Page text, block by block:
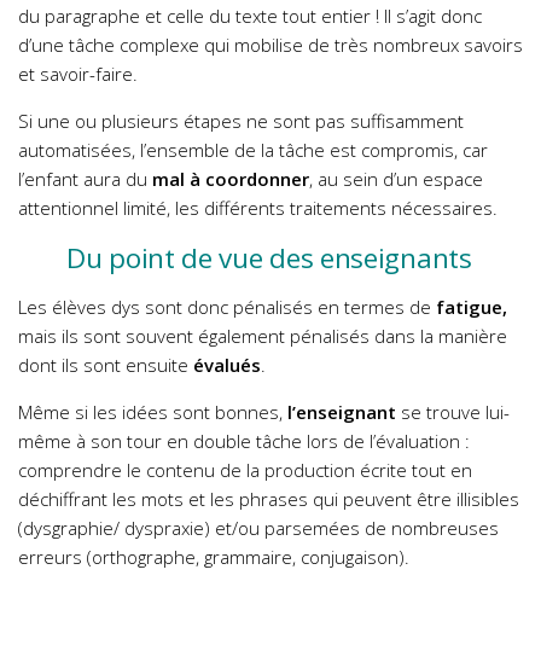
du paragraphe et celle du texte tout entier ! Il s’agit donc
d’une tâche complexe qui mobilise de très nombreux savoirs
et savoir-faire.
Si une ou plusieurs étapes ne sont pas suffisamment
automatisées, l’ensemble de la tâche est compromis, car
l’enfant aura du mal à coordonner, au sein d’un espace
attentionnel limité, les différents traitements nécessaires.
Du point de vue des enseignants
Les élèves dys sont donc pénalisés en termes de fatigue,
mais ils sont souvent également pénalisés dans la manière
dont ils sont ensuite évalués
Même si les idées sont bonnes, l’enseignant se trouve lui-
même à son tour en double tâche lors de l’évaluation :
comprendre le contenu de la production écrite tout en
déchiffrant les mots et les phrases qui peuvent être illisibles
(dysgraphie/ dyspraxie) et/ou parsemées de nombreuses
erreurs (orthographe, grammaire, conjugaison).